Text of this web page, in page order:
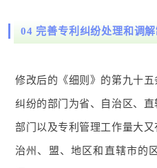
04 完善专利纠纷处理和调
修改后的《细则》的第九十
纠纷的部门为省、自治区、
部门以及专利管理工作量大
治州、盟、地区和直辖市的